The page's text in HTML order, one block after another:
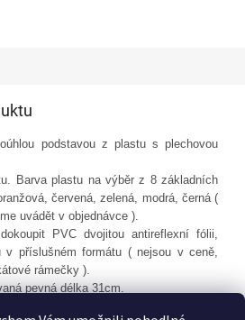
podstavou z plastu s plechovou
Barva plastu na výběr z 8 základních
červená, zelená, modrá, černá(
uvádět v objednávce ).
PVC dvojitou antireflexní fólii,
v příslušném formátu ( nejsou v ceně,
rámečky ).
pevná délka 31cm.